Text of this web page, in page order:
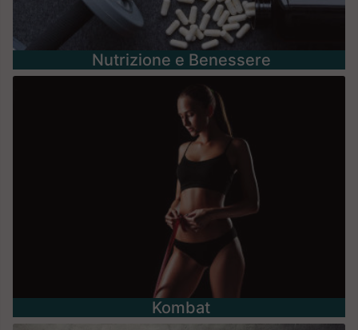
Nutrizione e Benessere
Kombat